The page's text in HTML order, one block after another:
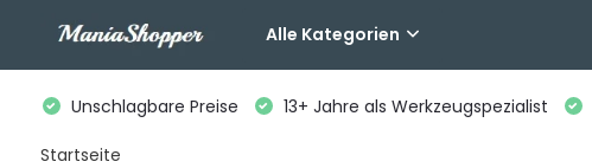
Alle Kategorien
Unschlagbare Preise 13+ Jahre als Werkzeugspezialist
Startseite